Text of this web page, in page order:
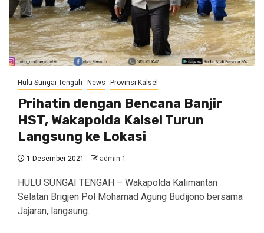
Hulu Sungai Tengah News Provinsi Kalsel
Prihatin dengan Bencana Banjir
HST, Wakapolda Kalsel Turun
Langsung ke Lokasi
1 Desember 2021 admin 1
HULU SUNGAI TENGAH – Wakapolda Kalimantan
Selatan Brigjen Pol Mohamad Agung Budijono bersama
Jajaran, langsung…